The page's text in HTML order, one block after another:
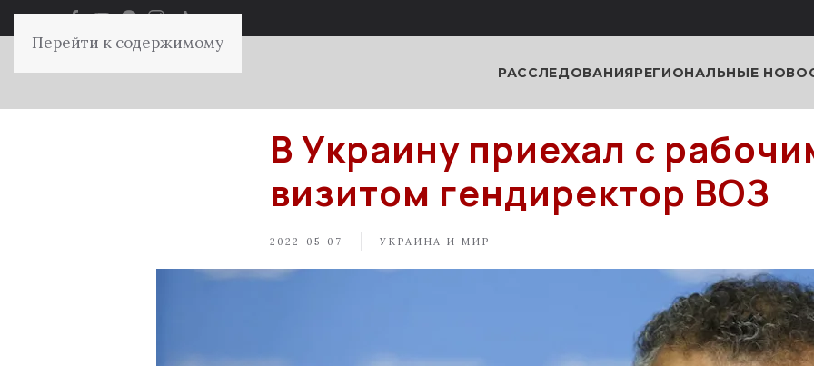
Перейти к содержимому
РАССЛЕДОВАНИЯРЕГИОНАЛЬНЫЕ
В Украину приехал с
визитом гендиректор ВОЗ
2022-05-07 УКРАИНА И МИР